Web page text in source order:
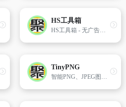
HS工具箱
HS工具箱 - 无广告纯绿色的在线万能工具箱，在线网页工具箱，代码在线处理的万能箱，网页在线小工具，在线计算器，在线个人所得税计算
TinyPNG
智能PNG、JPEG图片在线压缩工具